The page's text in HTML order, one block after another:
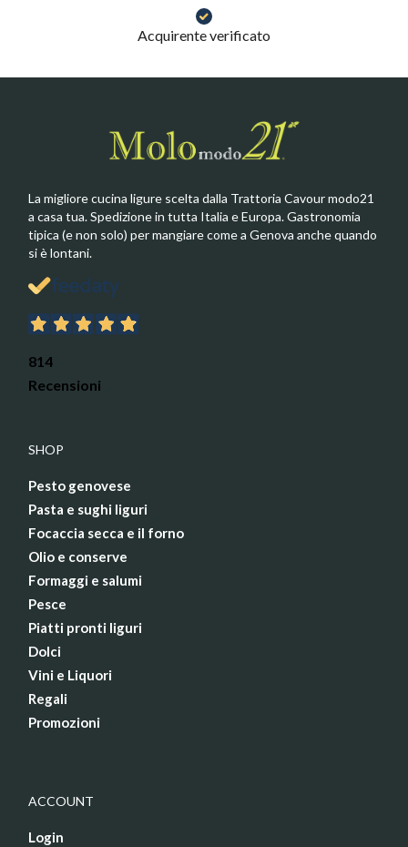
Acquirente verificato
La migliore cucina ligure scelta dalla Trattoria Cavour modo21
a casa tua. Spedizione in tutta Italia e Europa. Gastronomia
tipica (e non solo) per mangiare come a Genova anche quando
si è lontani.
814
Recensioni
SHOP
Pesto genovese
Pasta e sughi liguri
Focaccia secca e il forno
Olio e conserve
Formaggi e salumi
Pesce
Piatti pronti liguri
Dolci
Vini e Liquori
Regali
Promozioni
ACCOUNT
Login